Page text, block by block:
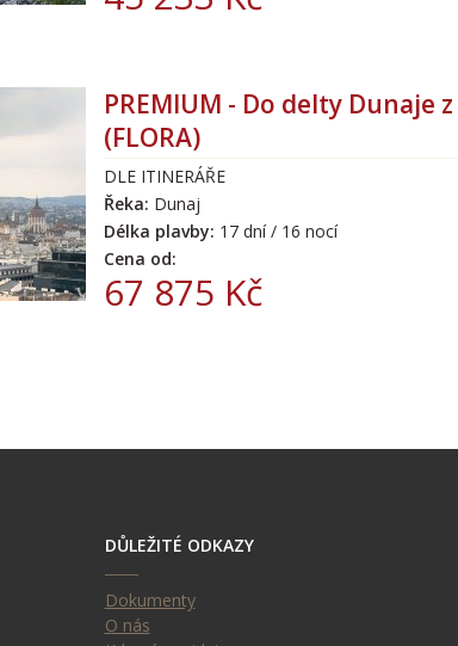
PREMIUM - Do delty Dunaje
(FLORA)
DLE ITINERÁŘE
Řeka: Dunaj
Délka plavby: 17 dní / 16 nocí
Cena od:
67 875 Kč
DŮLEŽITÉ ODKAZY
Dokumenty
O nás